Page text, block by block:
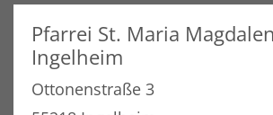
Pfarrei St. Maria
Ingelheim
Ottonenstraße 3